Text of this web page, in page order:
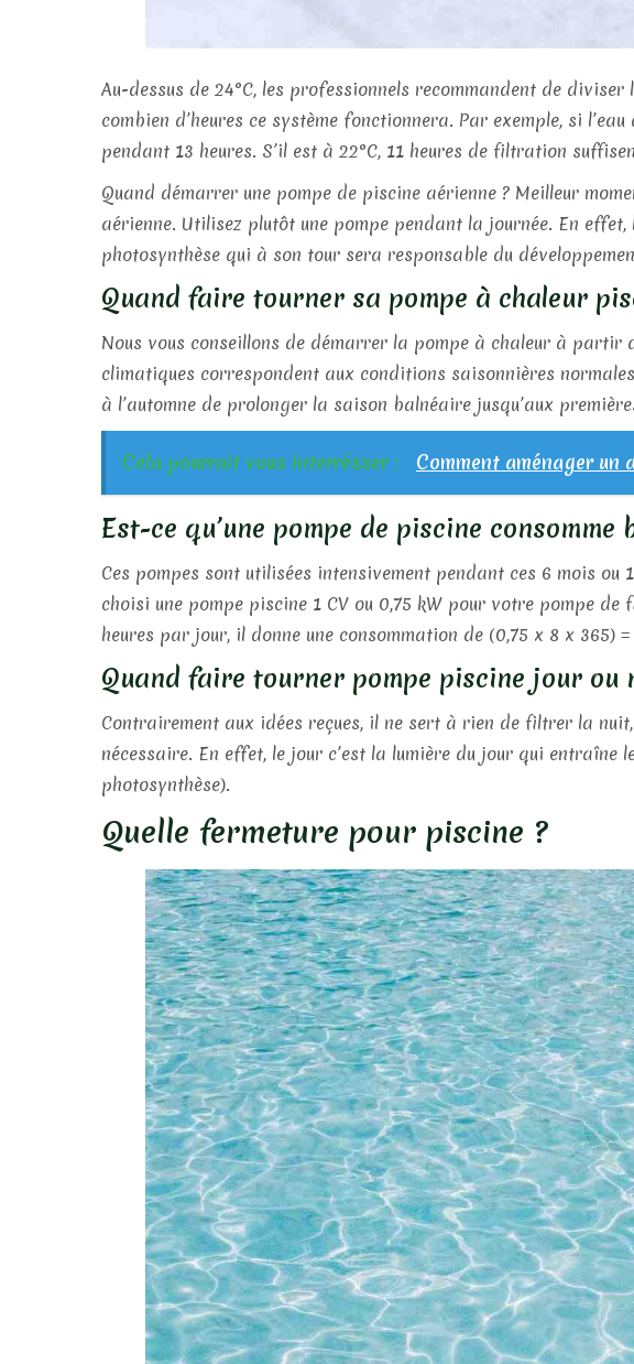
Au-dessus de 24°C, les professionnels recommandent de
combien d’heures ce système fonctionnera. Par exemple, si
pendant 13 heures. S’il est à 22°C, 11 heures de filtration
Quand démarrer une pompe de piscine aérienne ? Meilleur
aérienne. Utilisez plutôt une pompe pendant la journée. En
photosynthèse qui à son tour sera responsable du
Quand faire tourner sa pompe à chaleur
Nous vous conseillons de démarrer la pompe à chaleur à
climatiques correspondent aux conditions saisonnières
à l’automne de prolonger la saison balnéaire jusqu’aux
Cela pourrait vous interrésser : Comment aménager un
Est-ce qu’une pompe de piscine consomme
Ces pompes sont utilisées intensivement pendant ces 6 mois ou
choisi une pompe piscine 1 CV ou 0,75 kW pour votre pompe de
heures par jour, il donne une consommation de (0,75 x 8 x 365)
Quand faire tourner pompe piscine jour ou
Contrairement aux idées reçues, il ne sert à rien de filtrer la
nécessaire. En effet, le jour c’est la lumière du jour qui entraîne
photosynthèse).
Quelle fermeture pour piscine ?